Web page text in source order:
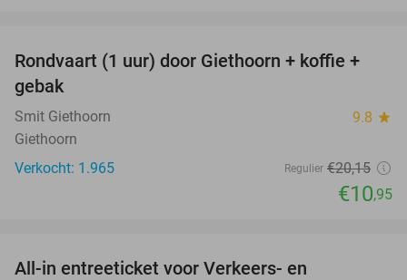
46%
Rondvaart (1 uur) door Giethoorn + koffie +
gebak
Smit Giethoorn 9.8 star
Giethoorn
Verkocht: 1.965
Regulier €20,15
€10,95
All-in entreeticket voor Verkeers- en